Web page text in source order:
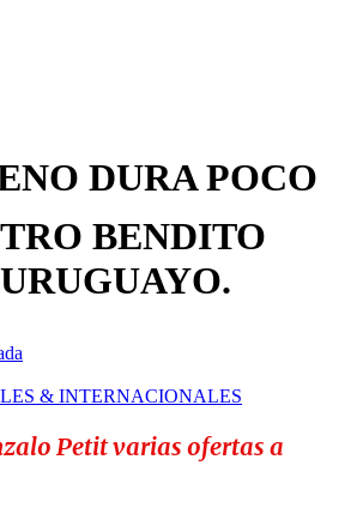
DURA POCO
BENDITO
& INTERNACIONALES
Petit varias ofertas a